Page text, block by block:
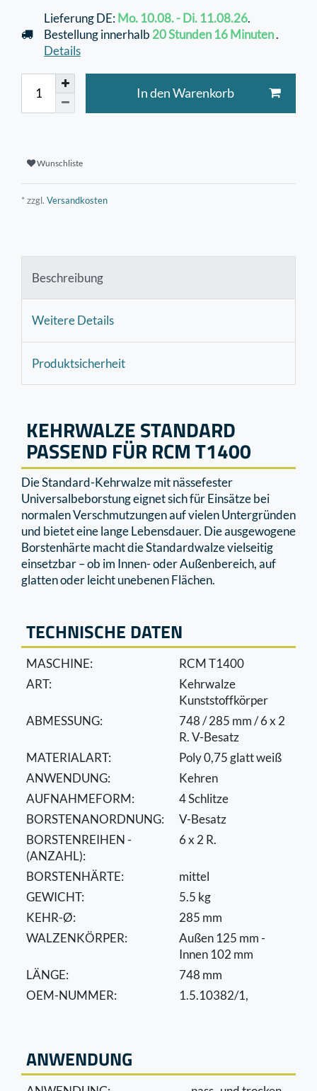
Lieferung DE:Mo. 10.08. - Di. 11.08.26.
Bestellung innerhalb 20 Stunden 16 Minuten.
Details
In den Warenkorb
Wunschliste
* zzgl. Versandkosten
Beschreibung
Weitere Details
Produktsicherheit
KEHRWALZE STANDARD
PASSEND FÜR RCM T1400
Die Standard-Kehrwalze mit nässefester
Universalbeborstung eignet sich für Einsätze bei
normalen Verschmutzungen auf vielen Untergründen
und bietet eine lange Lebensdauer. Die ausgewogene
Borstenhärte macht die Standardwalze vielseitig
einsetzbar – ob im Innen- oder Außenbereich, auf
glatten oder leicht unebenen Flächen.
TECHNISCHE DATEN
MASCHINE:
RCM T1400
ART:
Kehrwalze
Kunststoffkörper
ABMESSUNG:
748 / 285 mm / 6 x 2
R. V-Besatz
MATERIALART:
Poly 0,75 glatt weiß
ANWENDUNG:
Kehren
AUFNAHMEFORM:
4 Schlitze
BORSTENANORDNUNG:
V-Besatz
BORSTENREIHEN -
(ANZAHL):
6 x 2 R.
BORSTENHÄRTE:
mittel
GEWICHT:
5.5 kg
KEHR-Ø:
285 mm
WALZENKÖRPER:
Außen 125 mm -
Innen 102 mm
LÄNGE:
748 mm
OEM-NUMMER:
1.5.10382/1,
ANWENDUNG